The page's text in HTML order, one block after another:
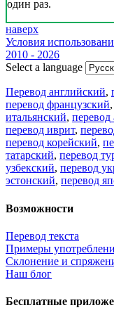
один раз.
наверх
Условия
2010 - 2026
Select a language
Перевод английский,
перевод французский,
итальянский, перевод
перевод иврит,
перевод корейский,
татарский, перевод
узбекский, перевод
эстонский, перевод
Возможности
Перевод текста
Примеры
Склонение и
Наш блог
Бесплатные